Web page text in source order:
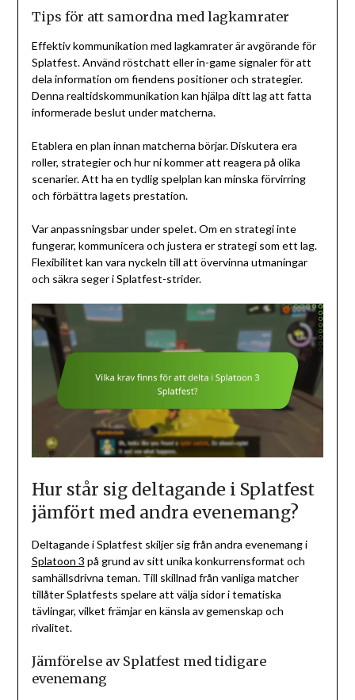
Tips för att samordna med lagkamrater
Effektiv kommunikation med lagkamrater är avgörande för
Splatfest. Använd röstchatt eller in-game signaler för att
dela information om fiendens positioner och strategier.
Denna realtidskommunikation kan hjälpa ditt lag att fatta
informerade beslut under matcherna.
Etablera en plan innan matcherna börjar. Diskutera era
roller, strategier och hur ni kommer att reagera på olika
scenarier. Att ha en tydlig spelplan kan minska förvirring
och förbättra lagets prestation.
Var anpassningsbar under spelet. Om en strategi inte
fungerar, kommunicera och justera er strategi som ett lag.
Flexibilitet kan vara nyckeln till att övervinna utmaningar
och säkra seger i Splatfest-strider.
Hur står sig deltagande i Splatfest
jämfört med andra evenemang?
Deltagande i Splatfest skiljer sig från andra evenemang i
Splatoon 3 på grund av sitt unika konkurrensformat och
samhällsdrivna teman. Till skillnad från vanliga matcher
tillåter Splatfests spelare att välja sidor i tematiska
tävlingar, vilket främjar en känsla av gemenskap och
rivalitet.
Jämförelse av Splatfest med tidigare
evenemang